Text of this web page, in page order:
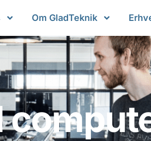
Om GladTeknik